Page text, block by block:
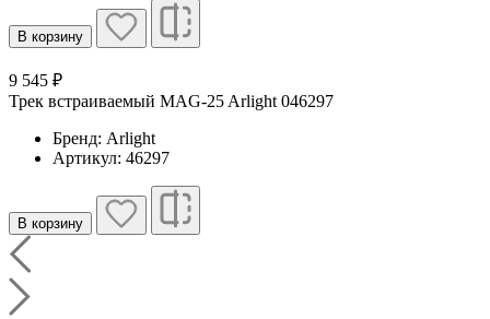
В корзину
9 545 ₽
Трек встраиваемый MAG-25 Arlight 046297
Бренд: Arlight
Артикул: 46297
В корзину